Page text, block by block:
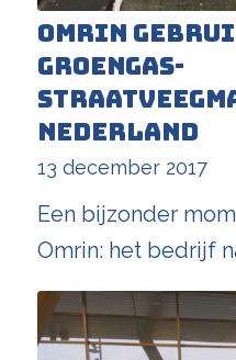
Omrin
groengas-
Nederland
13 december 2017
Een bijzonder
Omrin: het bedrijf